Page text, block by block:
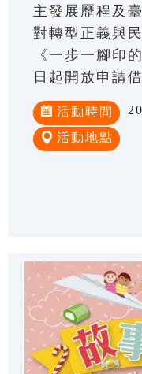
主發展歷程及
對轉型正義與
《一步一腳印
日起開放申請
活動時間
活動地點